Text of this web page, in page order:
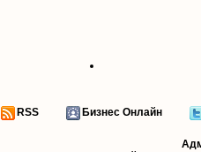
RSS Бизнес Онлайн